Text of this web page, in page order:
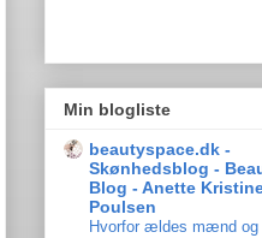
Min blogliste
beautyspace.dk -
Skønhedsblog -
Blog - Anette
Poulsen
Hvorfor ældes mænd og